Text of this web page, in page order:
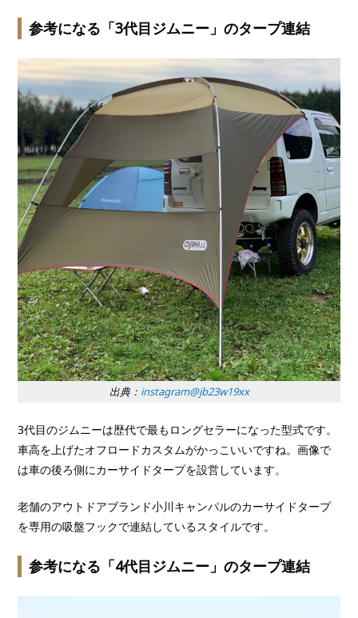
参考になる「3代目ジムニー」のタープ連結
出典： instagram@jb23w19xx
3代目のジムニーは歴代で最もロングセラーになった型式です。
車高を上げたオフロードカスタムがかっこいいですね。画像で
は車の後ろ側にカーサイドタープを設営しています。
老舗のアウトドアブランド小川キャンパルのカーサイドタープ
を専用の吸盤フックで連結しているスタイルです。
参考になる「4代目ジムニー」のタープ連結